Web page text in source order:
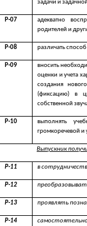
задачи и
Р-07
адекватно
родителей и
Р-08 различать способ
Р-09
вносить
оценки и учета
создания
(фиксацию) в
собственной
Р-10
выполнять
громкоречевой
Выпускник
Р-11 в
Р-12
Р-13 проявлять
Р-14